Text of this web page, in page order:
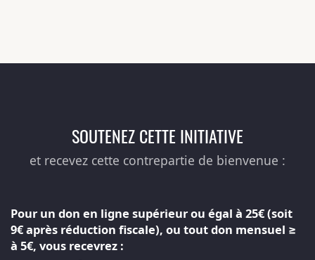
SOUTENEZ CETTE INITIATIVE
et recevez cette contrepartie de bienvenue :
Pour un don en ligne supérieur ou égal à 25€ (soit
9€ après réduction fiscale), ou tout don mensuel ≥
à 5€, vous recevrez :